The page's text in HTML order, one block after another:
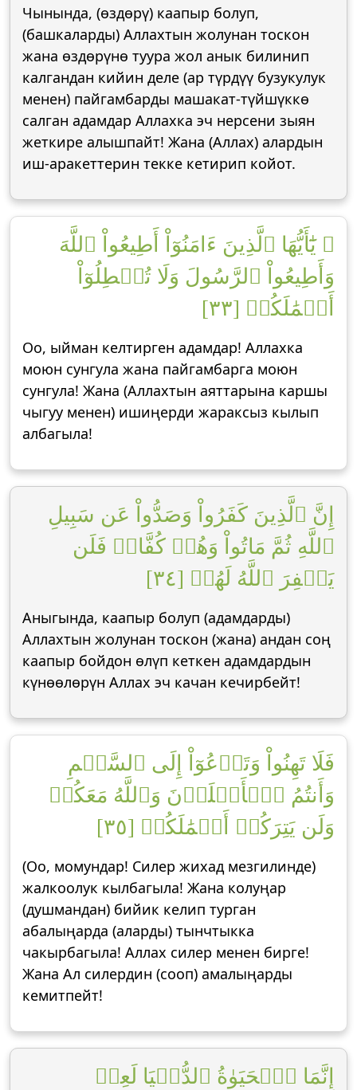
Чынында, (өздөрү) каапыр болуп,
(башкаларды) Аллахтын жолунан тоскон
жана өздөрүнө туура жол анык билинип
калгандан кийин деле (ар түрдүү бузукулук
менен) пайгамбарды машакат-түйшүккө
салган адамдар Аллахка эч нерсени зыян
жеткире алышпайт! Жана (Аллах) алардын
иш-аракеттерин текке кетирип койот.
۞ يَٰٓأَيُّهَا ٱلَّذِينَ ءَامَنُوٓاْ أَطِيعُواْ ٱللَّهَ
وَأَطِيعُواْ ٱلرَّسُولَ وَلَا تُبۡطِلُوٓاْ
أَعۡمَٰلَكُمۡ [٣٣]
Оо, ыйман келтирген адамдар! Аллахка
моюн сунгула жана пайгамбарга моюн
сунгула! Жана (Аллахтын аяттарына каршы
чыгуу менен) ишиңерди жараксыз кылып
албагыла!
إِنَّ ٱلَّذِينَ كَفَرُواْ وَصَدُّواْ عَن سَبِيلِ
ٱللَّهِ ثُمَّ مَاتُواْ وَهُمۡ كُفَّارٞ فَلَن
يَغۡفِرَ ٱللَّهُ لَهُمۡ [٣٤]
Аныгында, каапыр болуп (адамдарды)
Аллахтын жолунан тоскон (жана) андан соң
каапыр бойдон өлүп кеткен адамдардын
күнөөлөрүн Аллах эч качан кечирбейт!
فَلَا تَهِنُواْ وَتَدۡعُوٓاْ إِلَى ٱلسَّلۡمِ
وَأَنتُمُ ٱلۡأَعۡلَوۡنَ وَٱللَّهُ مَعَكُمۡ
وَلَن يَتِرَكُمۡ أَعۡمَٰلَكُمۡ [٣٥]
(Оо, момундар! Силер жихад мезгилинде)
жалкоолук кылбагыла! Жана колуңар
(душмандан) бийик келип турган
абалыңарда (аларды) тынчтыкка
чакырбагыла! Аллах силер менен бирге!
Жана Ал силердин (сооп) амалыңарды
кемитпейт!
إِنَّمَا ٱلۡحَيَوٰةُ ٱلدُّنۡيَا لَعِبٞ